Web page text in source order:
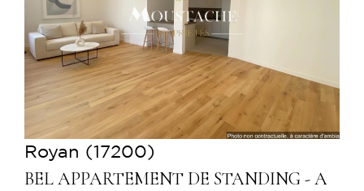
Voir le bien
Royan (17200)
BEL APPARTEMENT DE STANDING - A